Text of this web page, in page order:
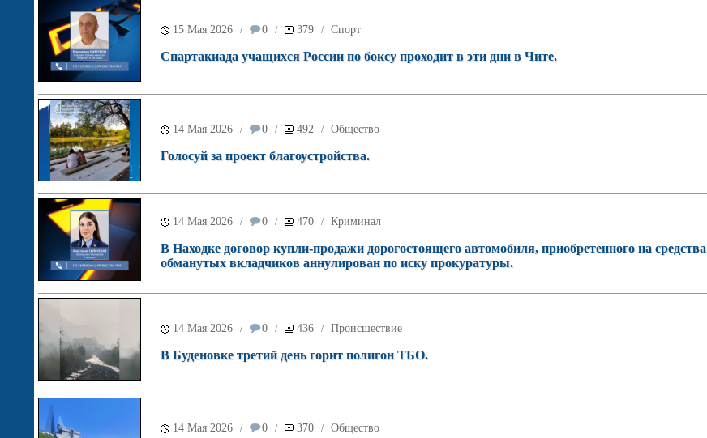
15 Мая 2026 / 0 / 379 / Спорт
Спартакиада учащихся России по боксу проходит в эти дни в Чите.
14 Мая 2026 / 0 / 492 / Общество
Голосуй за проект благоустройства.
14 Мая 2026 / 0 / 470 / Криминал
В Находке договор купли-продажи дорогостоящего автомобиля, приобретенного на средства
обманутых вкладчиков аннулирован по иску прокуратуры.
14 Мая 2026 / 0 / 436 / Происшествие
В Буденовке третий день горит полигон ТБО.
14 Мая 2026 / 0 / 370 / Общество